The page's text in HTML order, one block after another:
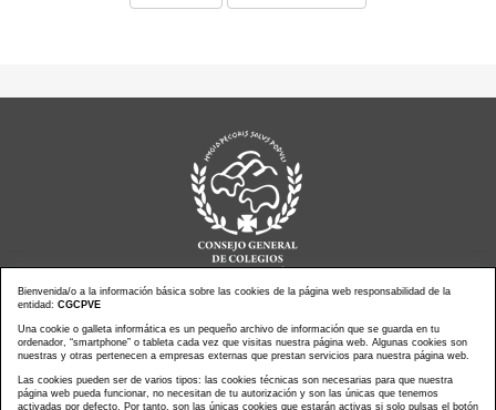
Noticias actualidad
Agenda de Actos
Revistas
PressClip
Multimedias
Contacto
Aviso Legal
Política Privacidad
Bienvenida/o a la información básica sobre las cookies de la página web responsabilidad de la
entidad: CGCPVE
Una cookie o galleta informática es un pequeño archivo de información que se guarda en tu
ordenador, “smartphone” o tableta cada vez que visitas nuestra página web. Algunas cookies son
nuestras y otras pertenecen a empresas externas que prestan servicios para nuestra página web.
Las cookies pueden ser de varios tipos: las cookies técnicas son necesarias para que nuestra
página web pueda funcionar, no necesitan de tu autorización y son las únicas que tenemos
activadas por defecto. Por tanto, son las únicas cookies que estarán activas si solo pulsas el botón